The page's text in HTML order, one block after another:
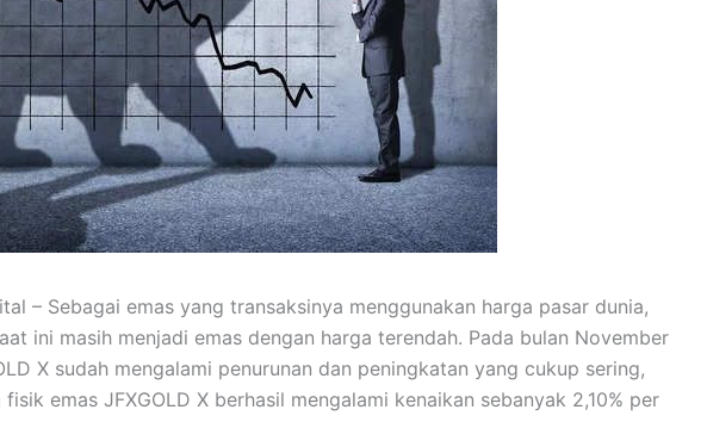
– Sebagai emas yang transaksinya menggunakan harga pasar dunia,
ini masih menjadi emas dengan harga terendah. Pada bulan November
X sudah mengalami penurunan dan peningkatan yang cukup sering,
emas JFXGOLD X berhasil mengalami kenaikan sebanyak 2,10% per